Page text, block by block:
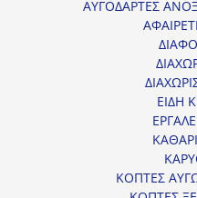
ΑΥΓΟΔΑΡΤΕΣ
ΕΙΔΗ
ΚΟΠΤΕΣ